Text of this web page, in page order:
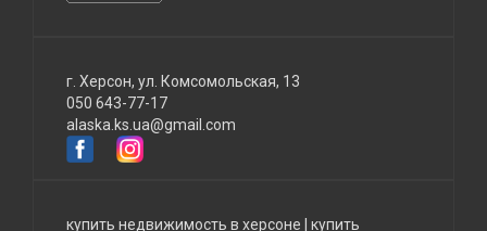
г. Херсон, ул. Комсомольская, 13
050 643-77-17
alaska.ks.ua@gmail.com
купить недвижимость в херсоне купить